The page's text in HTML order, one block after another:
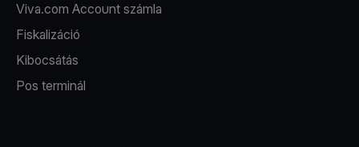
Viva.com Account számla
Fiskalizáció
Kibocsátás
Pos terminál